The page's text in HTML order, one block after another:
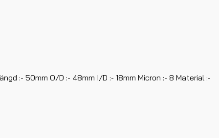
:- 50mm O/D :- 48mm I/D :- 18mm Micron :- 8 Material :-